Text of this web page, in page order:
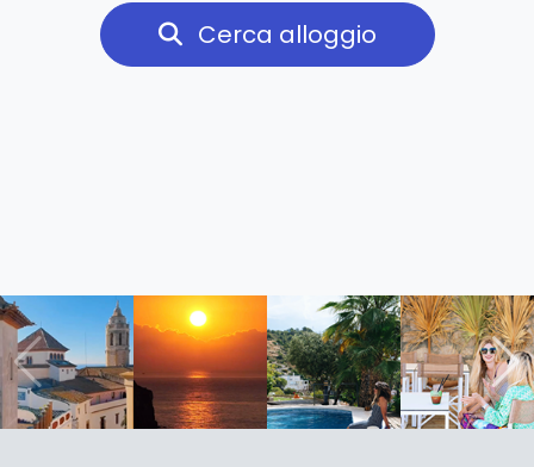
Cerca alloggio